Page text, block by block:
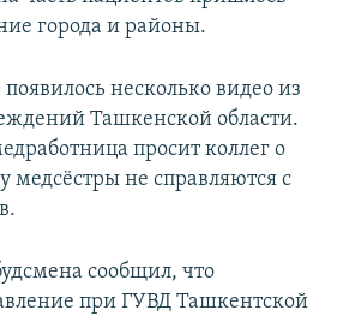
города и районы.
несколько видео из
Ташкенской области.
просит коллег о
медсёстры не справляются с
сообщил, что
при ГУВД Ташкентской